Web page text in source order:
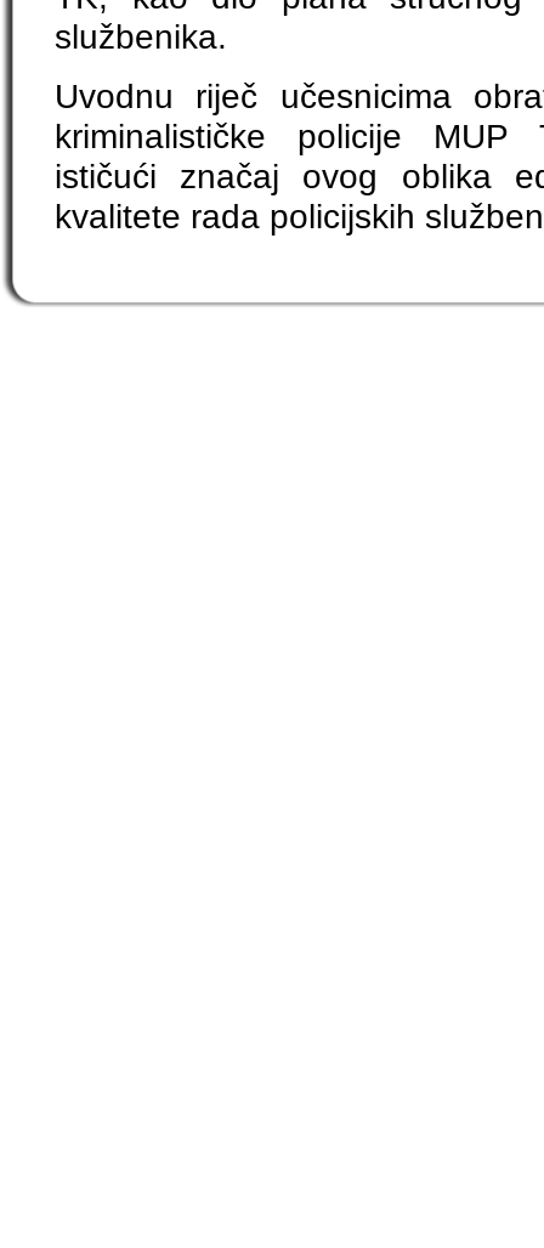
službenika.
Uvodnu riječ učesnicima
kriminalističke policije MUP
ističući značaj ovog oblika
kvalitete rada policijskih